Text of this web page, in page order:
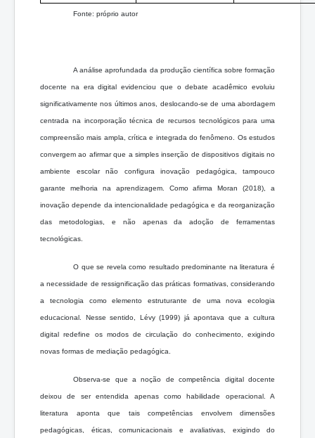
Fonte: próprio autor
A análise aprofundada da produção científica sobre formação
docente na era digital evidenciou que o debate acadêmico evoluiu
significativamente nos últimos anos, deslocando-se de uma abordagem
centrada na incorporação técnica de recursos tecnológicos para uma
compreensão mais ampla, crítica e integrada do fenômeno. Os estudos
convergem ao afirmar que a simples inserção de dispositivos digitais no
ambiente escolar não configura inovação pedagógica, tampouco
garante melhoria na aprendizagem. Como afirma Moran (2018), a
inovação depende da intencionalidade pedagógica e da reorganização
das metodologias, e não apenas da adoção de ferramentas
tecnológicas.
O que se revela como resultado predominante na literatura é
a necessidade de ressignificação das práticas formativas, considerando
a tecnologia como elemento estruturante de uma nova ecologia
educacional. Nesse sentido, Lévy (1999) já apontava que a cultura
digital redefine os modos de circulação do conhecimento, exigindo
novas formas de mediação pedagógica.
Observa-se que a noção de competência digital docente
deixou de ser entendida apenas como habilidade operacional. A
literatura aponta que tais competências envolvem dimensões
pedagógicas, éticas, comunicacionais e avaliativas, exigindo do